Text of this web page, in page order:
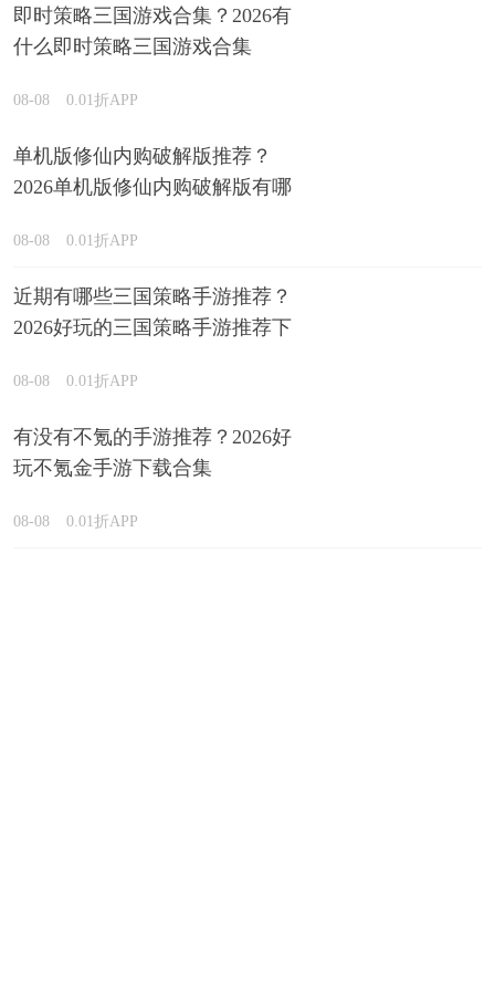
即时策略三国游戏合集？2026有
什么即时策略三国游戏合集
08-08 0.01折APP
单机版修仙内购破解版推荐？
2026单机版修仙内购破解版有哪
08-08 0.01折APP
近期有哪些三国策略手游推荐？
2026好玩的三国策略手游推荐下
08-08 0.01折APP
有没有不氪的手游推荐？2026好
玩不氪金手游下载合集
08-08 0.01折APP